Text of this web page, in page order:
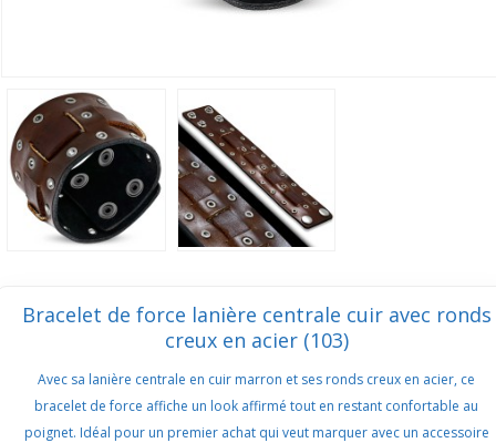
Bracelet de force lanière centrale cuir avec ronds
creux en acier (103)
Avec sa lanière centrale en cuir marron et ses ronds creux en acier, ce
bracelet de force affiche un look affirmé tout en restant confortable au
poignet. Idéal pour un premier achat qui veut marquer avec un accessoire